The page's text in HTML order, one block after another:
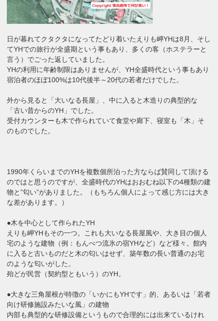
日が暮れてクタクタになってたどり着いたえりも岬YHは8月、そし
てYHでの旅行が全盛期という事もあり、多くの客（ホステラーと
言う）でごった返していました。
YHの利用に年齢制限はありませんが、YH全盛時代という事もあり
宿泊者のほぼ100%は10代後半～20代の若者だけでした。
外から見ると「大いなる長屋」、中に入ると木造りの典型的な
「古い昔からのYH」でした。
受付カウンターも木で作られていて食堂や廊下、寝室も「木」そ
のものでした。
1990年くらいまでのYHを複数個所泊った方ならば賛同して頂ける
のではと思うのですが、全盛時代のYHはおおむね以下の4種類の建
物と”匂い”がありました。（もちろん個人によって感じ方には大き
な差があります。）
●木を中心として作られたYH
えりも岬YHもその一つ。これも大いなる長屋風や、大き目の個人
宅のような建物（例：もんべつ流氷の宿YHなど）など様々。館内
に入ると古いものだと木の匂いはせず、築年数の長い普通のお宅
のような匂いがした。
殆どが民営（契約型ともいう）のYH。
●大きな三角屋根が特徴の「いかにもYHです」的、あるいは「若者
向け研修施設みたいな風」の建物
内部も典型的な研修設備というもので合理的には出来ているけれ